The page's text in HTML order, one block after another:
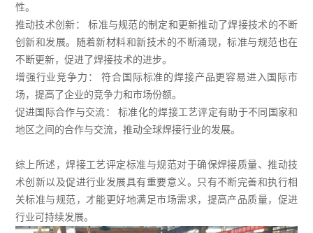
性。
推动技术创新： 标准与规范的制定和更新推动了焊接技术的不断
创新和发展。随着新材料和新技术的不断涌现，标准与规范也在
不断更新，促进了焊接技术的进步。
增强行业竞争力： 符合国际标准的焊接产品更容易进入国际市
场，提高了企业的竞争力和市场份额。
促进国际合作与交流： 标准化的焊接工艺评定有助于不同国家和
地区之间的合作与交流，推动全球焊接行业的发展。
综上所述，焊接工艺评定标准与规范对于确保焊接质量、推动技
术创新以及促进行业发展具有重要意义。只有不断完善和执行相
关标准与规范，才能更好地满足市场需求，提高产品质量，促进
行业可持续发展。